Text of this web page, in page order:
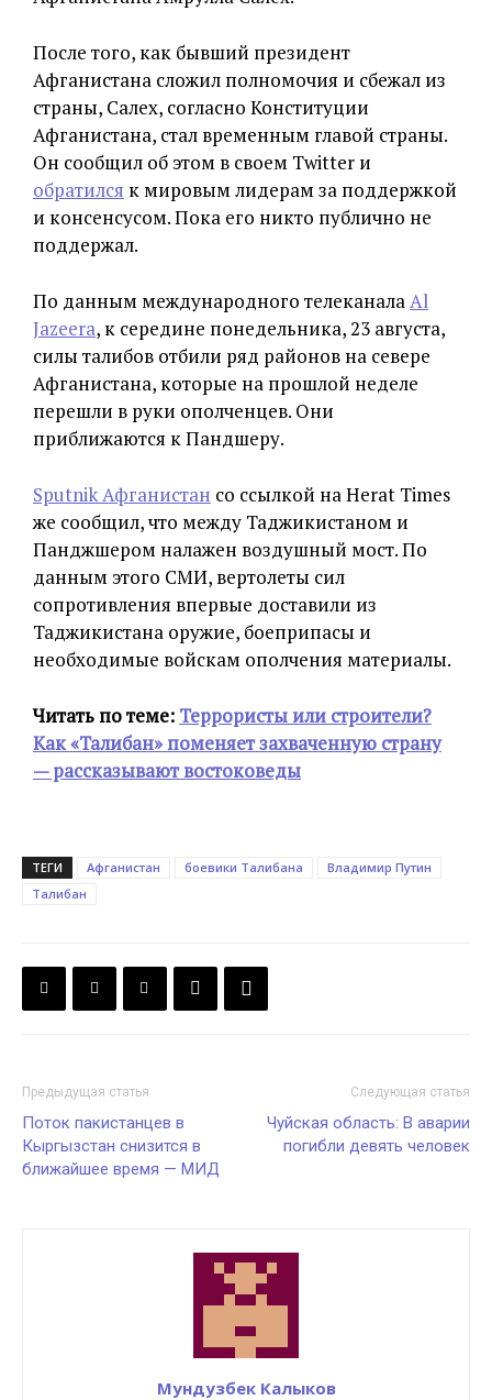
После того, как бывший президент
Афганистана сложил полномочия и сбежал из
страны, Салех, согласно Конституции
Афганистана, стал временным главой страны.
Он сообщил об этом в своем Twitter и
обратился к мировым лидерам за поддержкой
и консенсусом. Пока его никто публично не
поддержал.
По данным международного телеканалаAl
Jazeera, к середине понедельника, 23 августа,
силы талибов отбили ряд районов на севере
Афганистана, которые на прошлой неделе
перешли в руки ополченцев. Они
приближаются к Пандшеру.
Sputnik Афганистан со ссылкой на Herat Times
же сообщил, что между Таджикистаном и
Панджшером налажен воздушный мост. По
данным этого СМИ, вертолеты сил
сопротивления впервые доставили из
Таджикистана оружие, боеприпасы и
необходимые войскам ополчения материалы.
Читать по теме: Террористы или строители?
Как «Талибан» поменяет захваченную страну
— рассказывают востоковеды
ТЕГИ Афганистан боевики Талибана
Владимир Путин
Талибан
Предыдущая статья
Поток пакистанцев в
Кыргызстан снизится в
ближайшее время — МИД
Следующая статья
Чуйская область: В аварии
погибли девять человек
Мундузбек Калыков